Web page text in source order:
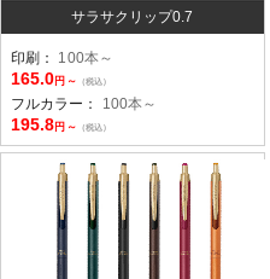
サラサクリップ0.7
印刷： 100本～
165.0 円～ （税込）
フルカラー： 100本～
195.8 円～ （税込）